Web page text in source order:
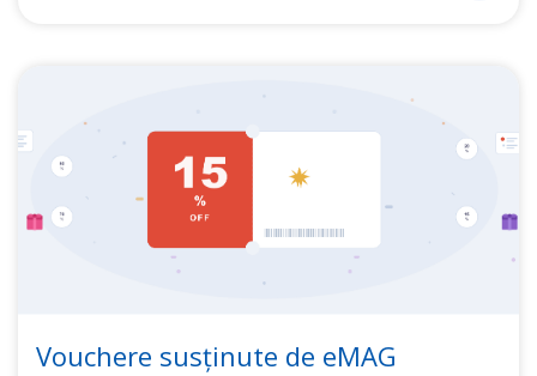
Vouchere susținute de eMAG